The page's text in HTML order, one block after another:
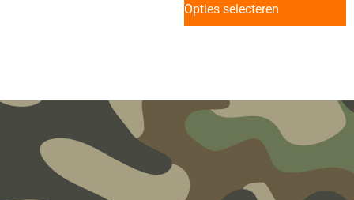
Opties selecteren